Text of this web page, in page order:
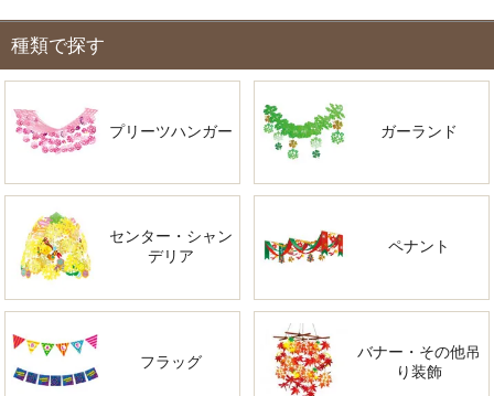
種類で探す
プリーツハンガー ガーランド
センター・シャン
デリア
ペナント
フラッグ
バナー・その他吊
り装飾